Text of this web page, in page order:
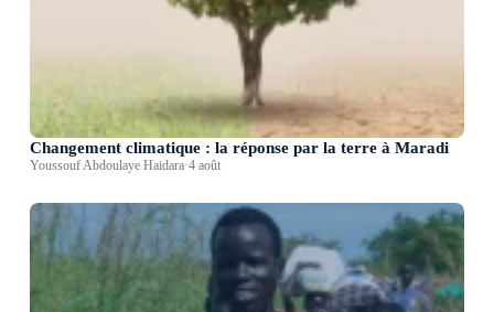
Changement climatique : la réponse par la terre à Maradi
Youssouf Abdoulaye Haidara·4 août